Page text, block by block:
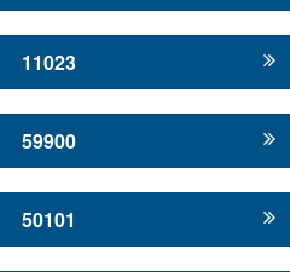
11023
59900
50101